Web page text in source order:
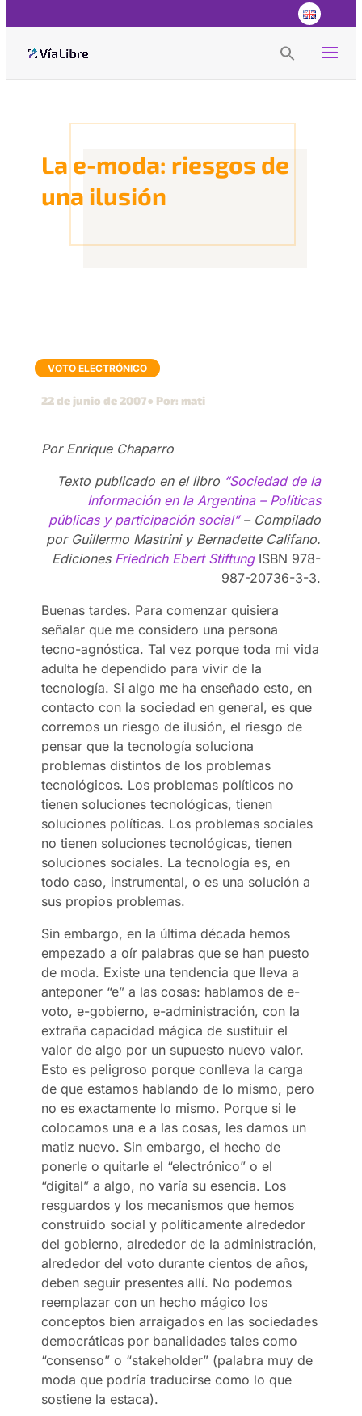
Search Button
La e-moda: riesgos de
una ilusión
VOTO ELECTRÓNICO
22 de junio de 2007● Por: mati
Por Enrique Chaparro
Texto publicado en el libro “Sociedad de la
Información en la Argentina – Políticas
públicas y participación social”– Compilado
por Guillermo Mastrini y Bernadette Califano.
Ediciones Friedrich Ebert StiftungISBN 978-
987-20736-3-3.
Buenas tardes. Para comenzar quisiera
señalar que me considero una persona
tecno-agnóstica. Tal vez porque toda mi vida
adulta he dependido para vivir de la
tecnología. Si algo me ha enseñado esto, en
contacto con la sociedad en general, es que
corremos un riesgo de ilusión, el riesgo de
pensar que la tecnología soluciona
problemas distintos de los problemas
tecnológicos. Los problemas políticos no
tienen soluciones tecnológicas, tienen
soluciones políticas. Los problemas sociales
no tienen soluciones tecnológicas, tienen
soluciones sociales. La tecnología es, en
todo caso, instrumental, o es una solución a
sus propios problemas.
Sin embargo, en la última década hemos
empezado a oír palabras que se han puesto
de moda. Existe una tendencia que lleva a
anteponer “e” a las cosas: hablamos de e-
voto, e-gobierno, e-administración, con la
extraña capacidad mágica de sustituir el
valor de algo por un supuesto nuevo valor.
Esto es peligroso porque conlleva la carga
de que estamos hablando de lo mismo, pero
no es exactamente lo mismo. Porque si le
colocamos una e a las cosas, les damos un
matiz nuevo. Sin embargo, el hecho de
ponerle o quitarle el “electrónico” o el
“digital” a algo, no varía su esencia. Los
resguardos y los mecanismos que hemos
construido social y políticamente alrededor
del gobierno, alrededor de la administración,
alrededor del voto durante cientos de años,
deben seguir presentes allí. No podemos
reemplazar con un hecho mágico los
conceptos bien arraigados en las sociedades
democráticas por banalidades tales como
“consenso” o “stakeholder” (palabra muy de
moda que podría traducirse como lo que
sostiene la estaca).